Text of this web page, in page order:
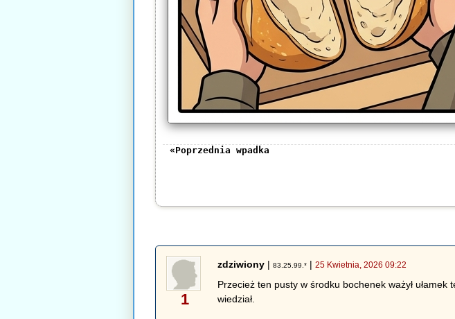
«Poprzednia wpadka
1
zdziwiony |83.25.99.* |25 Kwietnia, 2026 09:22
Przecież ten pusty w środku bochenek ważył
wiedział.